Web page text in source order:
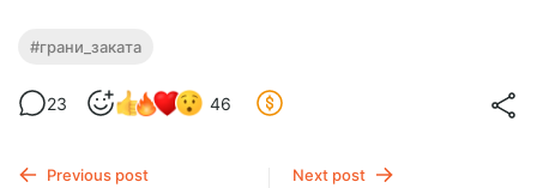
Грани Заката 124 - "Премия Дарвина" |
Выпуск получился в своей массе не веселый, но всё же мы
Базовый
#грани_заката
23 46
Previous post
Next post